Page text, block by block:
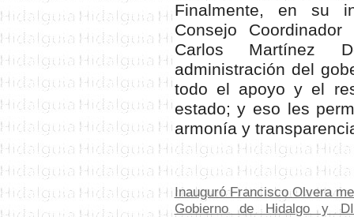
Finalmente, en su
Consejo
Carlos Martínez
administración del
todo el apoyo y el
estado; y eso les
armonía y
Inauguró Francisco Olvera
Gobierno de Hidalgo y